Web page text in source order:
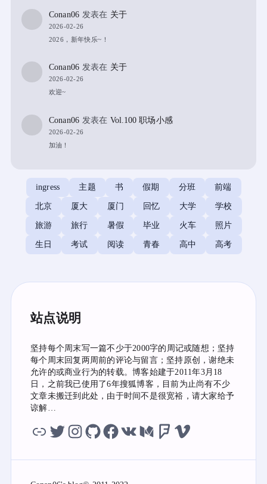
Conan06 发表在 关于
2026-02-26
2026，新年快乐~！
Conan06 发表在 关于
2026-02-26
欢迎~
Conan06 发表在 Vol.100 职场小感
2026-02-26
加油！
ingress 主题 书 假期 分班 前端
北京 厦大 厦门 回忆 大学 学校
旅游 旅行 暑假 毕业 火车 照片
生日 考试 阅读 青春 高中 高考
站点说明
坚持每个周末写一篇不少于2000字的周记或随想；坚持
每个周末回复两周前的评论与留言；坚持原创，谢绝未
允许的或商业行为的转载。博客始建于2011年3月18
日，之前我已使用了6年搜狐博客，目前为止尚有不少
文章未搬迁到此处，由于时间不是很宽裕，请大家给予
谅解…
虫洞 twitterinstagram
githubfacebook
vk medium
foursquare
vimeo